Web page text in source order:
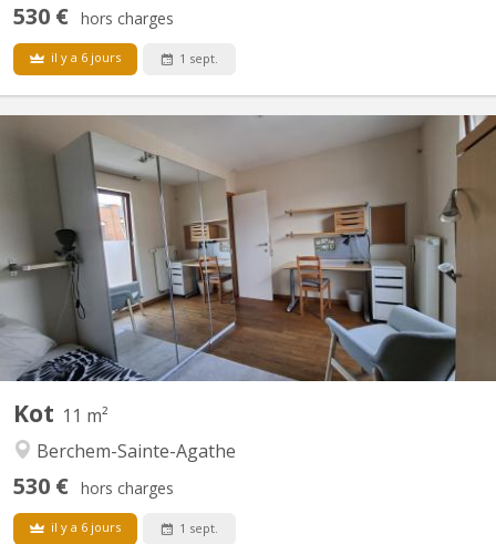
530 € hors charges
il y a 6 jours 1 sept.
Kot 11 m²
Berchem-Sainte-Agathe
530 € hors charges
il y a 6 jours 1 sept.
BK 20918
Maison non fumeur. Pas de domiciliation possible. Belle chambre
lumineuse au second étage d'une grande maison unifamiliale
avec jardin à Berchem-Sainte-Agathe. Loyer de 530 euros par
mois + 120 euros de charges forfaitaires (eau, gaz, électricité,
entretien chaudière, adoucisseur d'eau,...